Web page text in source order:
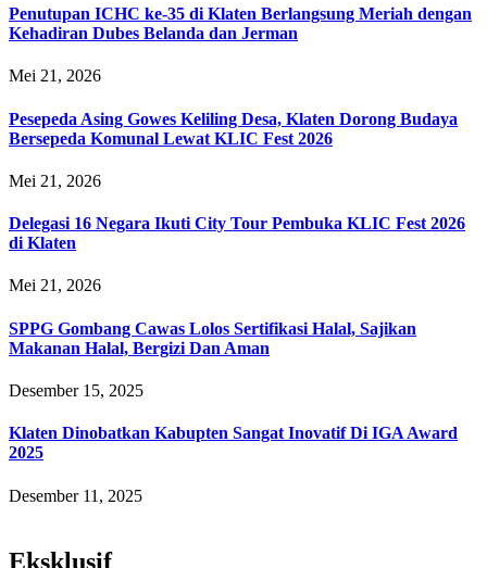
Penutupan ICHC ke-35 di Klaten Berlangsung Meriah dengan
Kehadiran Dubes Belanda dan Jerman
Mei 21, 2026
Pesepeda Asing Gowes Keliling Desa, Klaten Dorong Budaya
Bersepeda Komunal Lewat KLIC Fest 2026
Mei 21, 2026
Delegasi 16 Negara Ikuti City Tour Pembuka KLIC Fest 2026
di Klaten
Mei 21, 2026
SPPG Gombang Cawas Lolos Sertifikasi Halal, Sajikan
Makanan Halal, Bergizi Dan Aman
Desember 15, 2025
Klaten Dinobatkan Kabupten Sangat Inovatif Di IGA Award
2025
Desember 11, 2025
Eksklusif